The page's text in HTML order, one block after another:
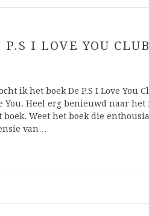
I LOVE YOU
ik het boek De P.S I Love You
You. Heel erg benieuwd naar
Weet het boek die
van…